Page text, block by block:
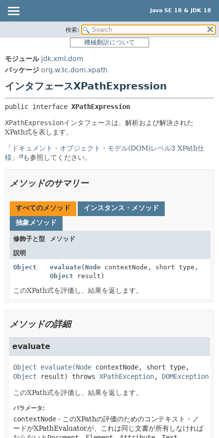
Java SE 18 & JDK 18
パッケージ
使用
ツリー
プレビュー
非推奨
ヘルプ
サマリー:
ネスト済
メソッド
詳細:
フィールド
メソッド
検索:
機械翻訳について
モジュール jdk.xml.dom
パッケージ org.w3c.dom.xpath
インタフェースXPathExpression
public interface XPathExpression
XPathExpressionインタフェースは、解析および解決された
XPath式を表します。
「ドキュメント・オブジェクト・モデル(DOM)レベル3 XPath仕
様」
も参照してください。
メソッドのサマリー
すべてのメソッド
インスタンス・メソッド
抽象メソッド
修飾子と型
メソッド
説明
Object
evaluate(Node contextNode, short type,
Object result)
このXPath式を評価し、結果を返します。
メソッドの詳細
evaluate
Object evaluate(Node
Object result) throws XPathException, DOMException
このXPath式を評価し、結果を返します。
パラメータ:
contextNode - このXPathの評価のためのコンテキスト・ノ
ードがXPathEvaluatorが、これは同じ文書が所有しなければ